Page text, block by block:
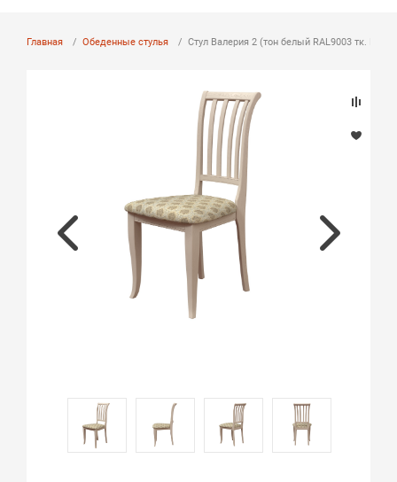
Главная Обеденные стулья Стул Валерия 2 (тон белый RAL9003 тк.